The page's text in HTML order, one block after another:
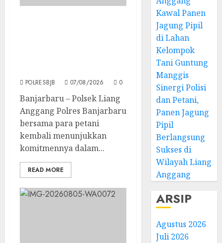
POLRESBJB 07/08/2026 0
Banjarbaru – Polsek Liang
Anggang Polres Banjarbaru
bersama para petani
kembali menunjukkan
komitmennya dalam...
READ MORE
Kawal Panen
Jagung Pipil
di Lahan
Kelompok
Tani Guntung
Manggis
Sinergi Polisi
dan Petani,
Panen Jagung
Pipil
Berlangsung
Sukses di
Wilayah Liang
Anggang
ARSIP
Agustus 2026
Juli 2026